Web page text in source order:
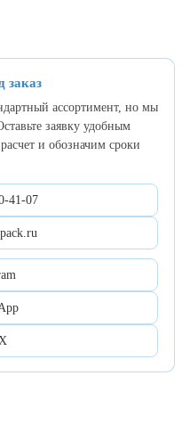
заказ
ассортимент, но мы
заявку удобным
и обозначим сроки
41-07